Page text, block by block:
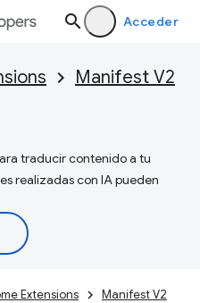
Acceder
Manifest V2
traducir contenido a tu
realizadas con IA pueden
Extensions Manifest V2